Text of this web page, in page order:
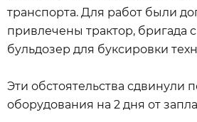
транспорта. Для работ были
привлечены трактор, бригада
бульдозер для буксировки
Эти обстоятельства сдвинули
оборудования на 2 дня от